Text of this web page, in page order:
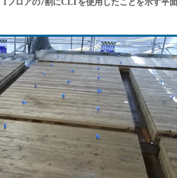
フロアの7割にCLTを使用したことを示す平面